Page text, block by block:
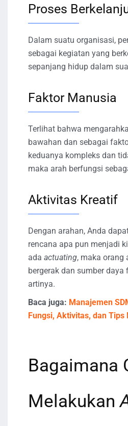
Proses
Dalam suatu organisasi,
sebagai kegiatan yang
sepanjang hidup dalam
Faktor Manusia
Terlihat bahwa
bawahan dan sebagai
keduanya kompleks dan
maka arah berfungsi
Aktivitas Kreatif
Dengan arahan, Anda
rencana apa pun menjadi
ada actuating, maka orang
bergerak dan sumber daya
artinya.
Baca juga: Manajemen
Fungsi, Aktivitas, dan Tips
Bagaimana
Melakukan